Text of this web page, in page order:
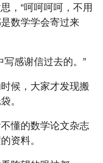
，“呵呵呵呵，不用
数学学会寄过来
写感谢信过去的。”
候，大家才发现搬
。
懂的数学论文杂志
资料。